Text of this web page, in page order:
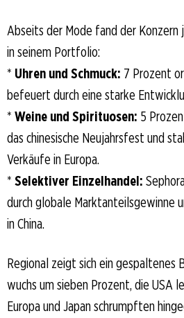
Abseits der Mode fand der Konzern
in seinem Portfolio:
* Uhren und Schmuck: 7 Prozent
befeuert durch eine starke
* Weine und Spirituosen: 5
das chinesische Neujahrsfest und
Verkäufe in Europa.
* Selektiver Einzelhandel:
durch globale Marktanteilsgewinne
in China.
Regional zeigt sich ein gespaltenes
wuchs um sieben Prozent, die USA
Europa und Japan schrumpften